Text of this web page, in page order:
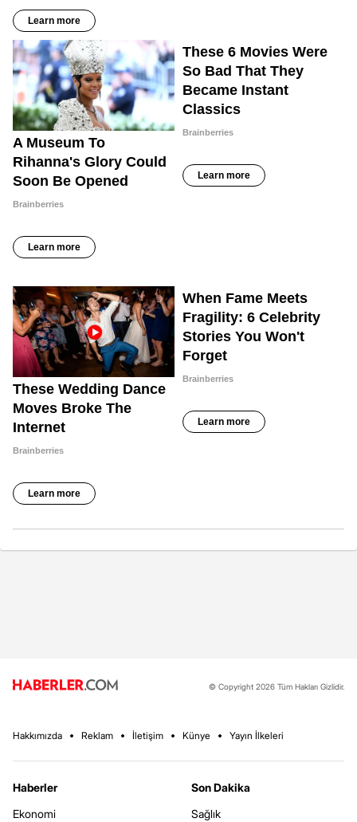
© Copyright 2026 Tüm Hakları Gizlidir.
Hakkımızda Reklam İletişim Künye Yayın İlkeleri
Haberler
Ekonomi
Son Dakika
Sağlık